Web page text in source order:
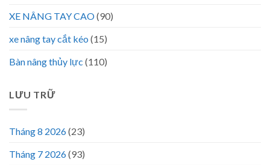
XE NÂNG TAY CAO(90)
xe nâng tay cắt kéo (15)
Bàn nâng thủy lực (110)
LƯU TRỮ
Tháng 8 2026(23)
Tháng 7 2026(93)